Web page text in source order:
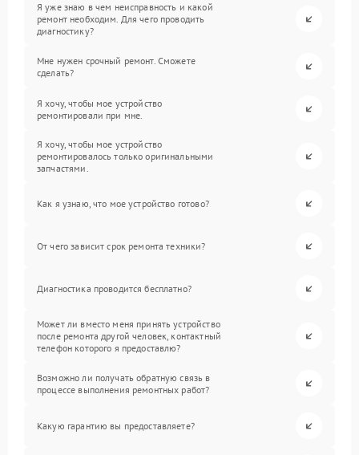
Я уже знаю в чем неисправность и какой
ремонт необходим. Для чего проводить
диагностику?
Мне нужен срочный ремонт. Сможете
сделать?
Я хочу, чтобы мое устройство
ремонтировали при мне.
Я хочу, чтобы мое устройство
ремонтировалось только оригинальными
запчастями.
Как я узнаю, что мое устройство готово?
От чего зависит срок ремонта техники?
Диагностика проводится бесплатно?
Может ли вместо меня принять устройство
после ремонта другой человек, контактный
телефон которого я предоставлю?
Возможно ли получать обратную связь в
процессе выполнения ремонтных работ?
Какую гарантию вы предоставляете?